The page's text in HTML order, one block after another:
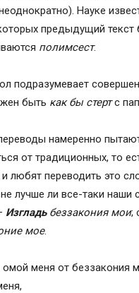
Науке
предыдущий текст
полимсест.
подразумевает
быть как бы стертс
намеренно
от традиционных, то
и любят переводить это
лучше ли все-таки наши
Изгладьбеззакония мои;
мое.
меня от беззакония